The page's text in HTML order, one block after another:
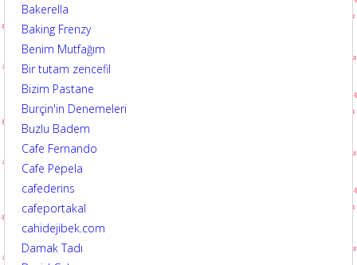
Bakerella
Baking Frenzy
Benim Mutfağım
Bir tutam zencefil
Bizim Pastane
Burçin'in Denemeleri
Buzlu Badem
Cafe Fernando
Cafe Pepela
cafederins
cafeportakal
cahidejibek.com
Damak Tadı